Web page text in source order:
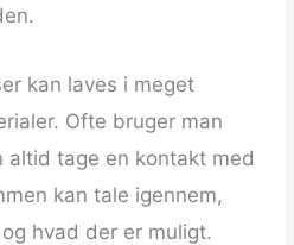
kan laves i meget
Ofte bruger man
altid tage en kontakt med
kan tale igennem,
hvad der er muligt.